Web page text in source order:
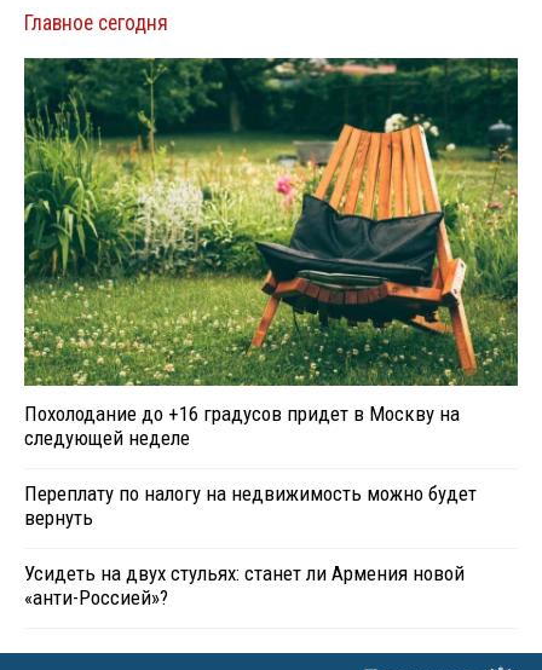
Главное сегодня
Похолодание до +16 градусов придет в Москву на
следующей неделе
Переплату по налогу на недвижимость можно будет
вернуть
Усидеть на двух стульях: станет ли Армения новой
«анти-Россией»?